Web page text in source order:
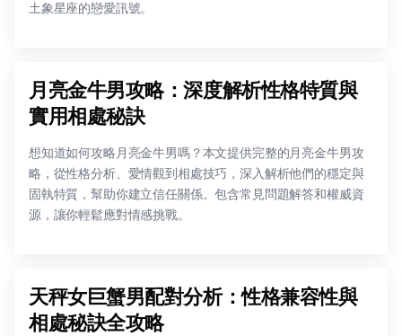
土象星座的戀愛訊號。
月亮金牛男攻略：深度解析性格特質與
實用相處秘訣
想知道如何攻略月亮金牛男嗎？本文提供完整的月亮金牛男攻
略，從性格分析、愛情觀到相處技巧，深入解析他們的穩定與
固執特質，幫助你建立信任關係。包含常見問題解答和權威資
源，讓你輕鬆應對情感挑戰。
天秤女巨蟹男配對分析：性格兼容性與
相處秘訣全攻略